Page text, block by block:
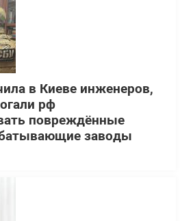
в Киеве инженеров,
рф
повреждённые
заводы